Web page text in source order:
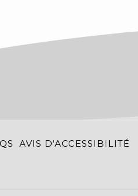
AVIS D'ACCESSIBILITÉ